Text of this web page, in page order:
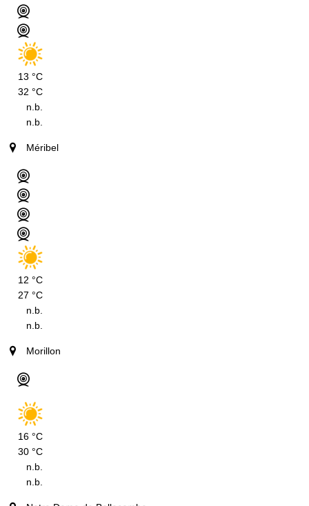
13 °C
32 °C
n.b.
n.b.
Méribel
12 °C
27 °C
n.b.
n.b.
Morillon
16 °C
30 °C
n.b.
n.b.